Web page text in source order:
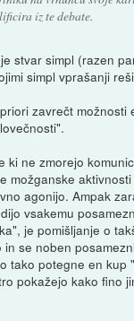
iz te debate.
stvar simpl (razen
simpl vprašanji
zavrečt možnosti
ki ne zmorejo
možganske
agonijo. Ampak
vsakemu
je pomišljanje o
se noben
tako potegne en kup
pokažejo kako fino